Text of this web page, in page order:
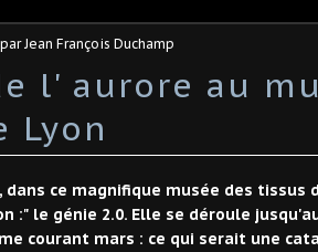
par Jean François Duchamp
l' aurore au
Lyon
ce magnifique musée des tissus
:" le génie 2.0. Elle se déroule
courant mars : ce qui serait une